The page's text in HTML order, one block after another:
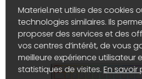
Materiel.net utilise des cookies
technologies similaires. Ils
proposer des services et des
vos centres d’intérêt, de vous
meilleure expérience utilisateur
statistiques de visites.En savoir